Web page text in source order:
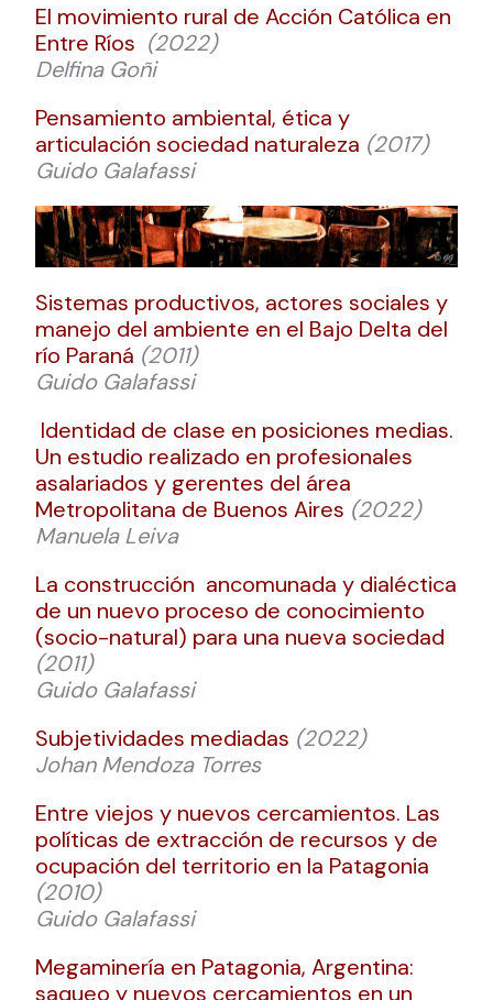
El movimiento rural de Acción Católica en
Entre Ríos (2022)
Delfina Goñi
Pensamiento ambiental, ética y
articulación sociedad naturaleza (2017)
Guido Galafassi
Sistemas productivos, actores sociales y
manejo del ambiente en el Bajo Delta del
río Paraná (2011)
Guido Galafassi
Identidad de clase en posiciones medias.
Un estudio realizado en profesionales
asalariados y gerentes del área
Metropolitana de Buenos Aires (2022)
Manuela Leiva
La construcción ancomunada y dialéctica
de un nuevo proceso de conocimiento
(socio-natural) para una nueva sociedad
(2011)
Guido Galafassi
Subjetividades mediadas (2022)
Johan Mendoza Torres
Entre viejos y nuevos cercamientos. Las
políticas de extracción de recursos y de
ocupación del territorio en la Patagonia
(2010)
Guido Galafassi
Megaminería en Patagonia, Argentina:
saqueo y nuevos cercamientos en un